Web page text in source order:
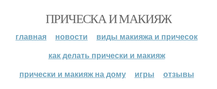
ПРИЧЕСКА И МАКИЯЖ
главная новости
виды макияжа и причесок
как делать прически и макияж
прически и макияж на дому
игры отзывы